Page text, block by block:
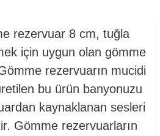
rezervuar 8 cm, tuğla
için uygun olan gömme
rezervuarın mucidi
bu ürün banyonuzu
kaynaklanan sesleri
Gömme rezervuarların